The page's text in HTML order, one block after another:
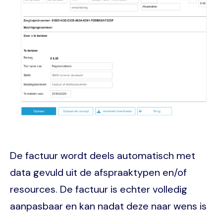
De factuur wordt deels automatisch met
data gevuld uit de afspraaktypen en/of
resources. De factuur is echter volledig
aanpasbaar en kan nadat deze naar wens is